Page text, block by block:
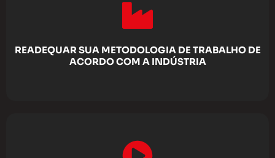
READEQUAR SUA METODOLOGIA DE TRABALHO DE
ACORDO COM A INDÚSTRIA